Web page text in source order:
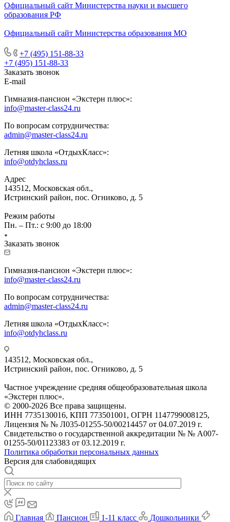
Официальный сайт Министерства науки и высшего
образования РФ
Официальный сайт Министерства образования МО
+7 (495) 151-88-33
+7 (495) 151-88-33
Заказать звонок
E-mail
Гимназия-пансион «Экстерн плюс»:
info@master-class24.ru
По вопросам сотрудничества:
admin@master-class24.ru
Летняя школа «ОтдыхКласс»:
info@otdyhclass.ru
Адрес
143512, Московская обл.,
Истринский район, пос. Огниково, д. 5
Режим работы
Пн. – Пт.: с 9:00 до 18:00
Заказать звонок
Гимназия-пансион «Экстерн плюс»:
info@master-class24.ru
По вопросам сотрудничества:
admin@master-class24.ru
Летняя школа «ОтдыхКласс»:
info@otdyhclass.ru
143512, Московская обл.,
Истринский район, пос. Огниково, д. 5
Частное учреждение средняя общеобразовательная школа
«Экстерн плюс».
© 2000-2026 Все права защищены.
ИНН 7735130016, КПП 773501001, ОГРН 1147799008125,
Лицензия № № Л035-01255-50/00214457 от 04.07.2019 г.
Свидетельство о государственной аккредитации № № А007-
01255-50/01123383 от 03.12.2019 г.
Политика обработки персональных данных
Версия для слабовидящих
Главная Пансион 1-11 класс Дошкольники